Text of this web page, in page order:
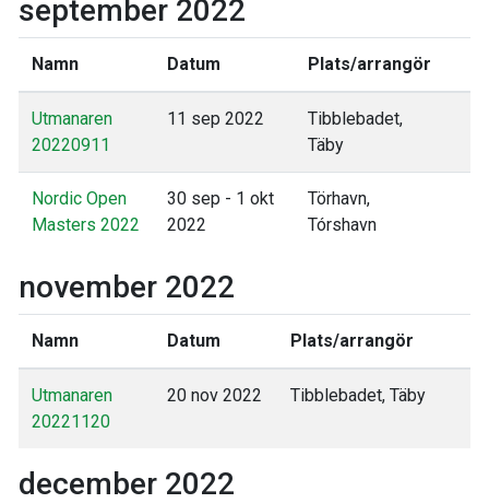
september 2022
Namn Datum Plats/arrangör
Utmanaren
20220911
11 sep 2022
Tibblebadet,
Täby
Nordic Open
Masters 2022
30 sep - 1 okt
2022
Törhavn,
Tórshavn
november 2022
Namn Datum Plats/arrangör
Utmanaren
20221120
20 nov 2022 Tibblebadet, Täby
december 2022